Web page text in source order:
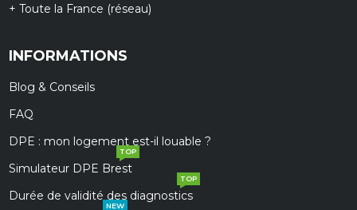
+ Toute la France (réseau)
INFORMATIONS
Blog & Conseils
FAQ
DPE : mon logement est-il louable ?
Simulateur DPE Brest
TOP
Durée de validité des diagnostics
TOP
NEW